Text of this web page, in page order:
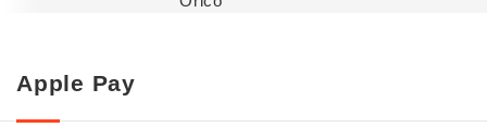
Apple Pay